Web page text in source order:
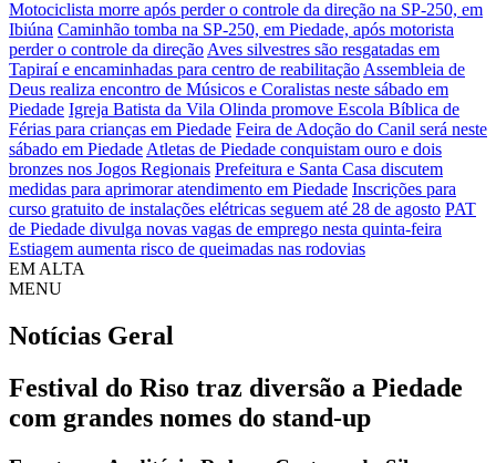
Motociclista morre após perder o controle da direção na SP-250, em
Ibiúna Caminhão tomba na SP-250, em Piedade, após motorista
perder o controle da direção Aves silvestres são resgatadas em
Tapiraí e encaminhadas para centro de reabilitação Assembleia de
Deus realiza encontro de Músicos e Coralistas neste sábado em
Piedade Igreja Batista da Vila Olinda promove Escola Bíblica de
Férias para crianças em Piedade Feira de Adoção do Canil será neste
sábado em Piedade Atletas de Piedade conquistam ouro e dois
bronzes nos Jogos Regionais Prefeitura e Santa Casa discutem
medidas para aprimorar atendimento em Piedade Inscrições para
curso gratuito de instalações elétricas seguem até 28 de agosto PAT
de Piedade divulga novas vagas de emprego nesta quinta-feira
Estiagem aumenta risco de queimadas nas rodovias
EM ALTA
MENU
Notícias Geral
Festival do Riso traz diversão a Piedade
com grandes nomes do stand-up